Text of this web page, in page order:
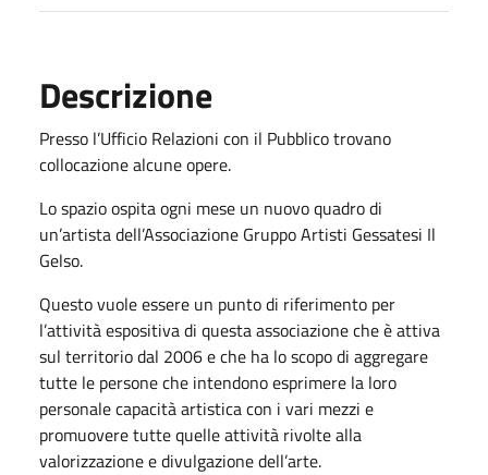
Descrizione
Presso l’Ufficio Relazioni con il Pubblico trovano
collocazione alcune opere.
Lo spazio ospita ogni mese un nuovo quadro di
un’artista dell’Associazione Gruppo Artisti Gessatesi Il
Gelso.
Questo vuole essere un punto di riferimento per
l’attività espositiva di questa associazione che è attiva
sul territorio dal 2006 e che ha lo scopo di aggregare
tutte le persone che intendono esprimere la loro
personale capacità artistica con i vari mezzi e
promuovere tutte quelle attività rivolte alla
valorizzazione e divulgazione dell’arte.